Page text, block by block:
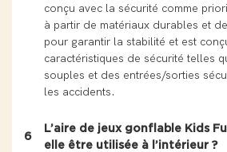
conçu avec la sécurité comme
à partir de matériaux durables et
pour garantir la stabilité et est
caractéristiques de sécurité telles
souples et des entrées/sorties
les accidents.
6
L’aire de jeux gonflable Kids
elle être utilisée à l’intérieur ?